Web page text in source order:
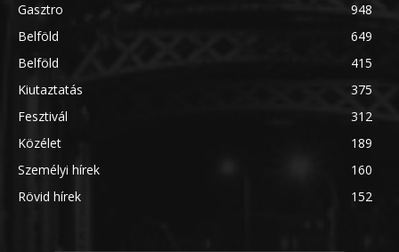
Gasztro
948
Belföld
649
Belföld
415
Kiutaztatás
375
Fesztivál
312
Közélet
189
Személyi hírek
160
Rövid hírek
152